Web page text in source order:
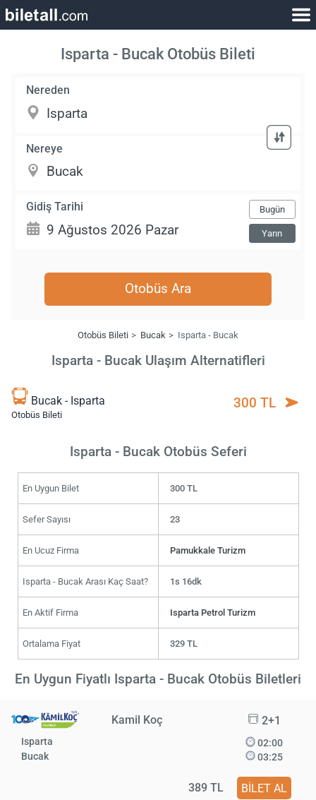
Isparta - Bucak Otobüs Bileti
Nereden
Nereye
Gidiş Tarihi Bugün
Yarın
Otobüs Ara
Otobüs Bileti Bucak Isparta - Bucak
Isparta - Bucak Ulaşım Alternatifleri
Bucak - Isparta
Otobüs Bileti
300 TL
Isparta - Bucak Otobüs Seferi
En Uygun Bilet 300 TL
Sefer Sayısı 23
En Ucuz Firma Pamukkale Turizm
Isparta - Bucak Arası Kaç Saat? 1s 16dk
En Aktif Firma Isparta Petrol Turizm
Ortalama Fiyat 329 TL
En Uygun Fiyatlı Isparta - Bucak Otobüs Biletleri
Kamil Koç 2+1
Isparta
Bucak
02:00
03:25
389 TL BİLET AL